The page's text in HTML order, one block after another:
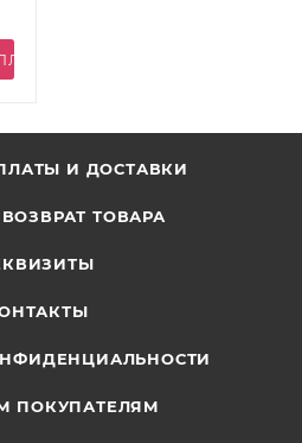
И ДОСТАВКИ
ТОВАРА
ПОКУПАТЕЛЯМ